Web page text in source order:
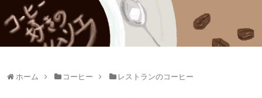
ホーム コーヒー レストランのコーヒー